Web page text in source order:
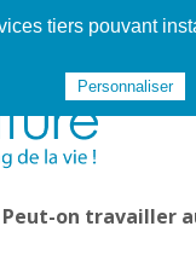
Les services De
Peut-on travailler
tiers pouvant
Personnaliser